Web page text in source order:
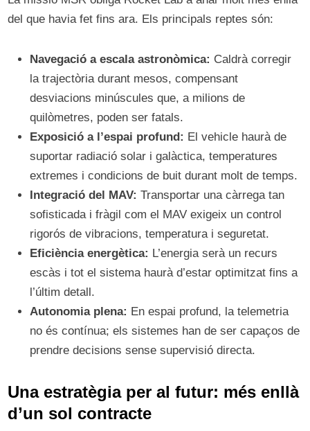
del que havia fet fins ara. Els principals reptes són:
Navegació a escala astronòmica: Caldrà corregir
la trajectòria durant mesos, compensant
desviacions minúscules que, a milions de
quilòmetres, poden ser fatals.
Exposició a l’espai profund: El vehicle haurà de
suportar radiació solar i galàctica, temperatures
extremes i condicions de buit durant molt de temps.
Integració del MAV: Transportar una càrrega tan
sofisticada i fràgil com el MAV exigeix un control
rigorós de vibracions, temperatura i seguretat.
Eficiència energètica: L’energia serà un recurs
escàs i tot el sistema haurà d’estar optimitzat fins a
l’últim detall.
Autonomia plena: En espai profund, la telemetria
no és contínua; els sistemes han de ser capaços de
prendre decisions sense supervisió directa.
Una estratègia per al futur: més enllà
d’un sol contracte